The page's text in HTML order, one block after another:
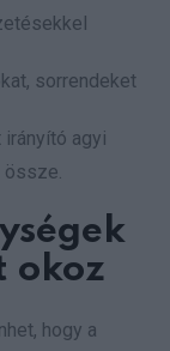
sorrendeket
agyi
össze.
okoz
hogy a